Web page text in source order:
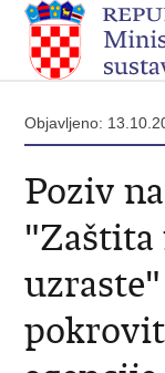
Objavljeno:
Poziv
"Zaštita